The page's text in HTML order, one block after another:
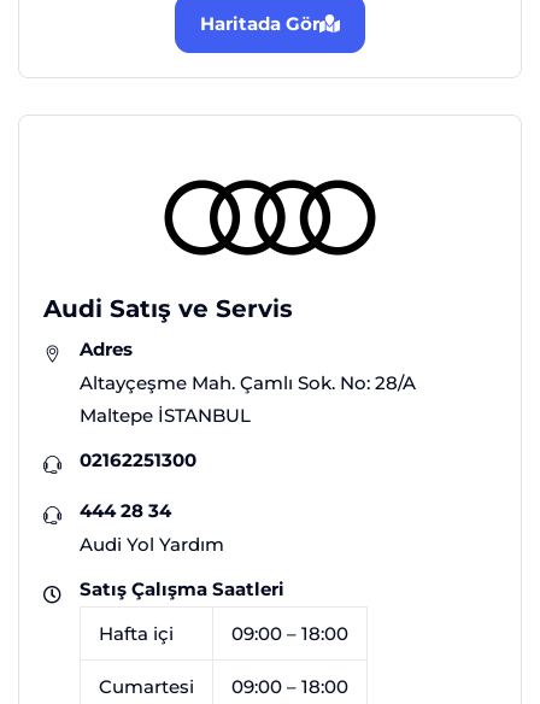
Haritada Gör
Audi Satış ve Servis
Adres
Altayçeşme Mah. Çamlı Sok. No: 28/A
Maltepe İSTANBUL
02162251300
444 28 34
Audi Yol Yardım
Satış Çalışma Saatleri
Hafta içi
09:00 – 18:00
Cumartesi 09:00 – 18:00